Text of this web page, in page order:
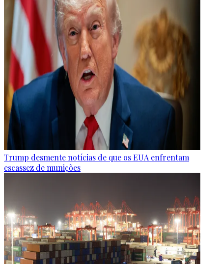
Trump desmente notícias de que os EUA enfrentam
escassez de munições